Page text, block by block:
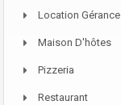
Location Gérance
Maison D'hôtes
Pizzeria
Restaurant